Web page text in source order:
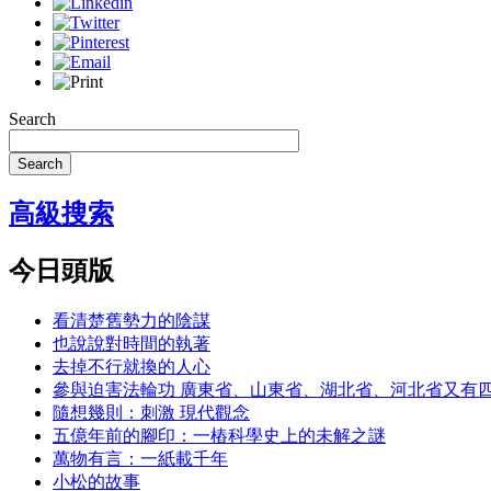
Search
Search
高級搜索
今日頭版
看清楚舊勢力的陰謀
也說說對時間的執著
去掉不行就換的人心
參與迫害法輪功 廣東省、山東省、湖北省、河北省又有
隨想幾則：刺激 現代觀念
五億年前的腳印：一樁科學史上的未解之謎
萬物有言：一紙載千年
小松的故事